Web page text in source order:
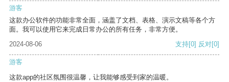
游客
这款办公软件的功能非常全面，涵盖了文档、表格、演示文稿等各个方
面。我可以使用它来完成日常办公的所有任务，非常方便。
2024-08-06
支持[0] 反对[0]
游客
这款app的社区氛围很温馨，让我能够感受到家的温暖。